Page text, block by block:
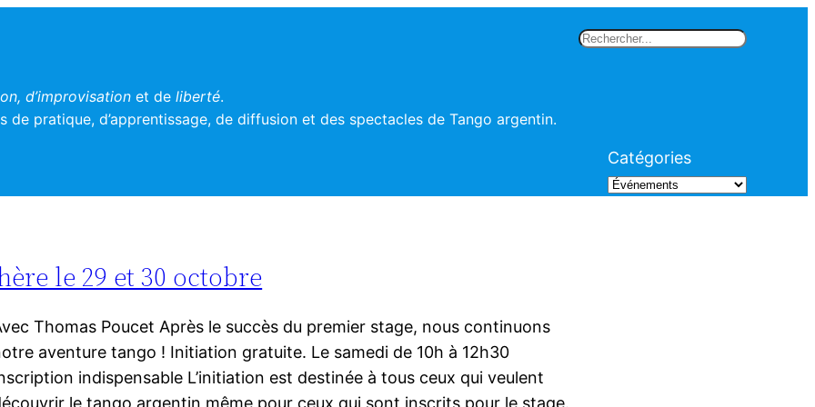
Rechercher
d’improvisation et deliberté.
de pratique, d’apprentissage, de diffusion et des spectacles de Tango argentin.
Catégories
le 29 et 30 octobre
Thomas Poucet Après le succès du premier stage, nous continuons
aventure tango ! Initiation gratuite. Le samedi de 10h à 12h30
indispensable L’initiation est destinée à tous ceux qui veulent
le tango argentin même pour ceux qui sont inscrits pour le stage.